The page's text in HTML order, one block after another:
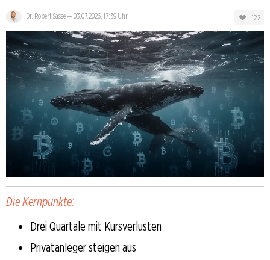
Dr. Robert Sasse— 03.07.2026, 17:39 Uhr 122
Die Kernpunkte:
Drei Quartale mit Kursverlusten
Privatanleger steigen aus